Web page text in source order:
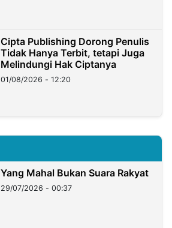
Cipta Publishing Dorong Penulis
Tidak Hanya Terbit, tetapi Juga
Melindungi Hak Ciptanya
01/08/2026 - 12:20
Yang Mahal Bukan Suara Rakyat
29/07/2026 - 00:37